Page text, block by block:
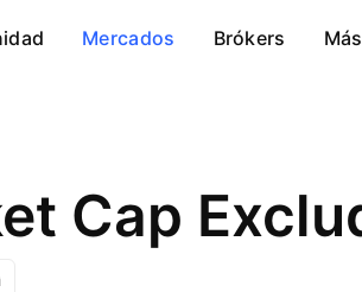
Mercados Brókers Más